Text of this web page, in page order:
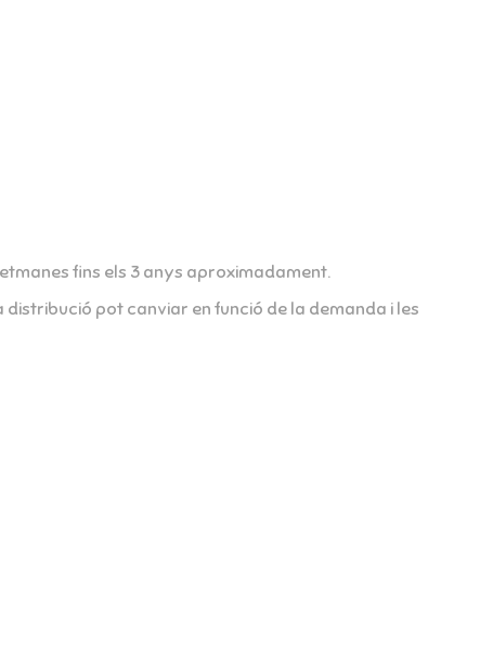
fins els 3 anys aproximadament.
distribució pot canviar en funció de la demanda i les